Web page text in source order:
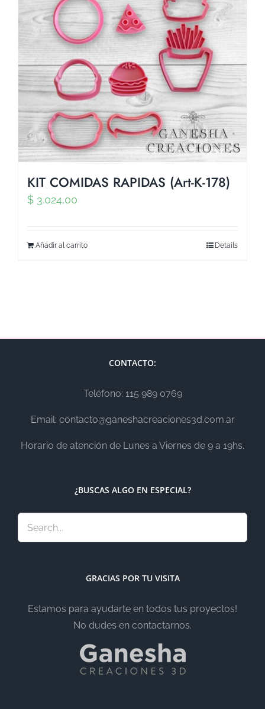
KIT COMIDAS RAPIDAS (Art-K-178)
$ 3.024,00
Añadir al carrito Details
CONTACTO:
Teléfono: 115 989 0769
Email: contacto@ganeshacreaciones3d.com.ar
Horario de atención de Lunes a Viernes de 9 a 19hs.
¿BUSCAS ALGO EN ESPECIAL?
GRACIAS POR TU VISITA
Estamos para ayudarte en todos tus proyectos!
No dudes en contactarnos.